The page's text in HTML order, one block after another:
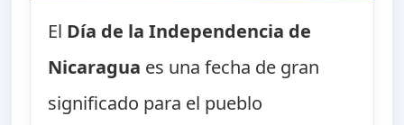
El Día de la Independencia de
Nicaragua es una fecha de gran
significado para el pueblo